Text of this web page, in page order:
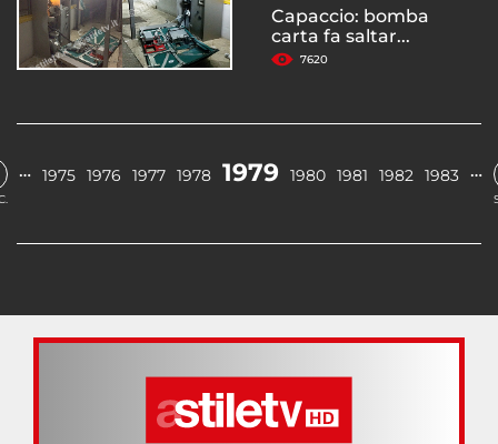
Capaccio: bomba
carta fa saltar...
7620
… 1975 1976 1977 1978 1979 1980 1981 1982 1983 …